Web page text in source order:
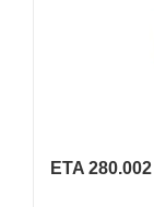
ETA 280.002